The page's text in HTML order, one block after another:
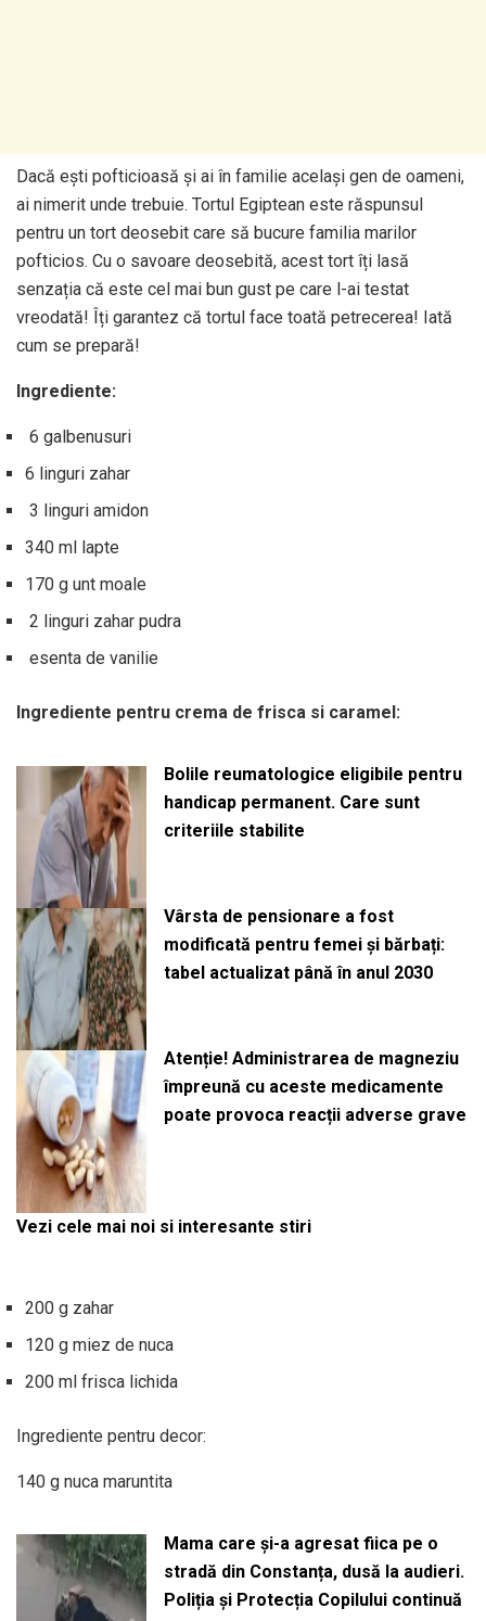
Dacă ești pofticioasă și ai în familie același gen de oameni,
ai nimerit unde trebuie. Tortul Egiptean este răspunsul
pentru un tort deosebit care să bucure familia marilor
pofticios. Cu o savoare deosebită, acest tort îți lasă
senzația că este cel mai bun gust pe care l-ai testat
vreodată! Îți garantez că tortul face toată petrecerea! Iată
cum se prepară!
Ingrediente:
6 galbenusuri
6 linguri zahar
3 linguri amidon
340 ml lapte
170 g unt moale
2 linguri zahar pudra
esenta de vanilie
Ingrediente pentru crema de frisca si caramel:
Bolile reumatologice eligibile pentru
handicap permanent. Care sunt
criteriile stabilite
Vârsta de pensionare a fost
modificată pentru femei și bărbați:
tabel actualizat până în anul 2030
Atenție! Administrarea de magneziu
împreună cu aceste medicamente
poate provoca reacții adverse grave
Vezi cele mai noi si interesante stiri
200 g zahar
120 g miez de nuca
200 ml frisca lichida
Ingrediente pentru decor:
140 g nuca maruntita
Mama care și-a agresat fiica pe o
stradă din Constanța, dusă la audieri.
Poliția și Protecția Copilului continuă